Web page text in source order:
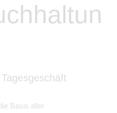
Basis aller